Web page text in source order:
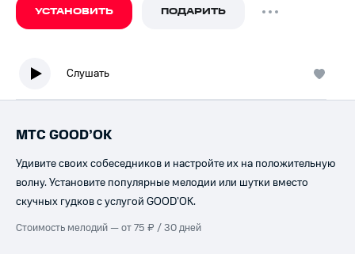
УСТАНОВИТЬ ПОДАРИТЬ
Слушать
МТС GOOD’OK
Удивите своих собеседников и настройте их на положительную
волну. Установите популярные мелодии или шутки вместо
скучных гудков с услугой GOOD’OK.
Стоимость мелодий — от 75 ₽ / 30 дней